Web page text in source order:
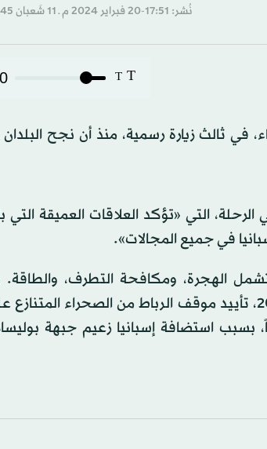
نُشر: 17:51-20 فبراير 2024 م ـ 11 شَعبان 1445 هـ
T
T
في ثالث زيارة رسمية، منذ أن نجح
التي «تؤكد العلاقات العميقة التي
في جميع المجالات».
الهجرة، ومكافحة التطرف، والطاقة.
تحسنت العلاقات بين إسبانيا والمغرب منذ قررت مدريد في مارس (آذار) 2022، تأييد موقف الرباط من الصحراء
بسبب استضافة إسبانيا زعيم جبهة